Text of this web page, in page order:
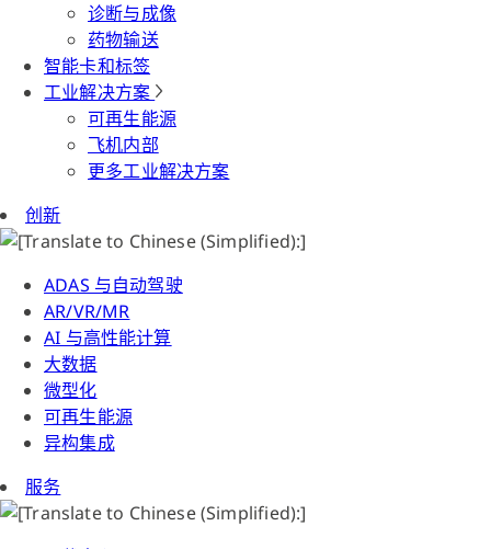
诊断与成像
药物输送
智能卡和标签
工业解决方案
可再生能源
飞机内部
更多工业解决方案
创新
ADAS 与自动驾驶
AR/VR/MR
AI 与高性能计算
大数据
微型化
可再生能源
异构集成
服务